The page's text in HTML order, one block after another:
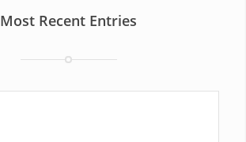
Most Recent Entries